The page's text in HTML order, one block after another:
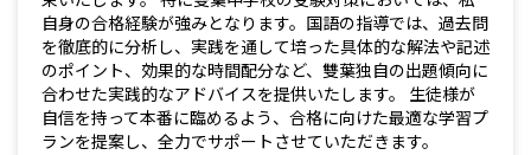
自身の合格経験が強みとなります。国語の指導では、過去問
を徹底的に分析し、実践を通して培った具体的な解法や記述
のポイント、効果的な時間配分など、雙葉独自の出題傾向に
合わせた実践的なアドバイスを提供いたします。 生徒様が
自信を持って本番に臨めるよう、合格に向けた最適な学習プ
ランを提案し、全力でサポートさせていただきます。